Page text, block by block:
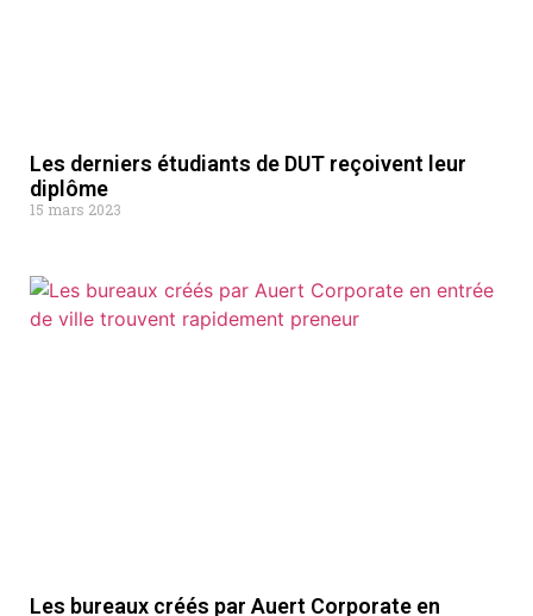
Les derniers étudiants de DUT reçoivent leur
diplôme
15 mars 2023
Les bureaux créés par Auert Corporate en